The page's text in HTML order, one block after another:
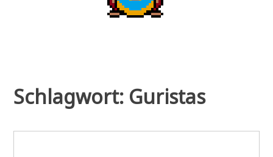
Schlagwort: Guristas